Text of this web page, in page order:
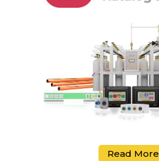
Read More